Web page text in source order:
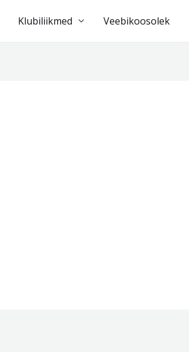
Klubiliikmed Veebikoosolek